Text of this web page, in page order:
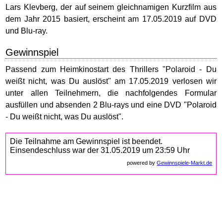
Lars Klevberg, der auf seinem gleichnamigen Kurzfilm aus
dem Jahr 2015 basiert, erscheint am 17.05.2019 auf DVD
und Blu-ray.
Gewinnspiel
Passend zum Heimkinostart des Thrillers "Polaroid - Du
weißt nicht, was Du auslöst" am 17.05.2019 verlosen wir
unter allen Teilnehmern, die nachfolgendes Formular
ausfüllen und absenden 2 Blu-rays und eine DVD "Polaroid
- Du weißt nicht, was Du auslöst".